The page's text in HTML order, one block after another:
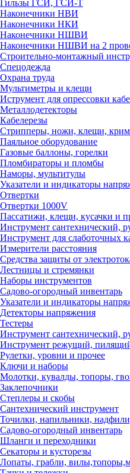
Гильзы ГСИ, ГСИ-Т
Наконечники НВИ
Наконечники НКИ
Наконечники НШВИ
Наконечники НШВИ на 2
Строительно-монтажный
Спецодежда
Охрана труда
Мультиметры и клещи
Иструмент для опрессовки
Металлодетекторы
Кабелерезы
Стрипперы, ножи, клещи,
Паяльное оборудование
Газовые баллоны, горелки
Пломбираторы и пломбы
Наморы, мультитулы
Указатели и индикаторы
Отвертки
Отвертки 1000V
Пассатижи, клещи, кусачки и
Инструмент сантехнический,
Инструмент для слаботочных
Измерители расстояния
Средства защиты от
Лестницы и стремянки
Наборы инструментов
Садово-огородный инвентарь
Указатели и индикаторы
Детекторы напряжения
Тестеры
Инструмент сантехнический,
Инструмент режущий,
Рулетки, уровни и прочее
Ключи и наборы
Молотки, кувалды, топоры,
Заклепочники
Степлеры и скобы
Сантехнический инструмент
Точилки, напильники,
Садово-огородный инвентарь
Шланги и переходники
Секаторы и кусторезы
Лопаты, грабли,